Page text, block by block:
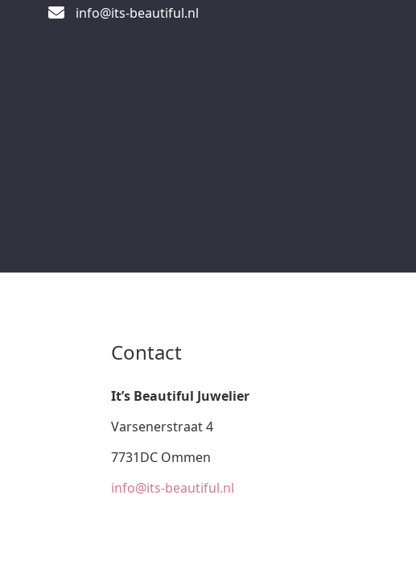
info@its-beautiful.nl
Contact
It’s Beautiful Juwelier
Varsenerstraat 4
7731DC Ommen
info@its-beautiful.nl